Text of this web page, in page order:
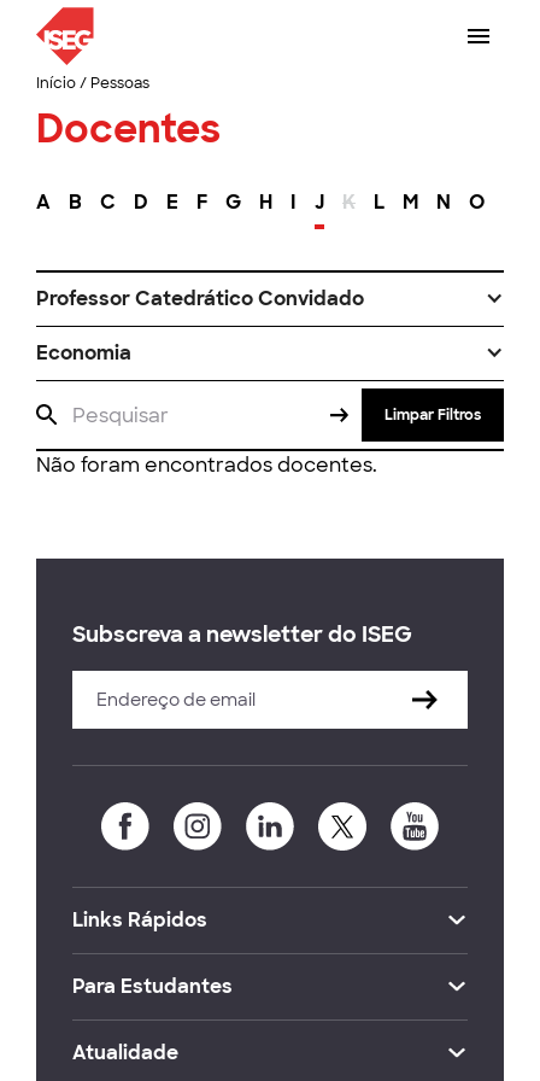
Início/ Pessoas
Docentes
A B C D E F G H I J K L M N O
Professor Catedrático Convidado
Economia
Limpar Filtros
Não foram encontrados docentes.
Subscreva a newsletter do ISEG
Links Rápidos
Para Estudantes
Atualidade